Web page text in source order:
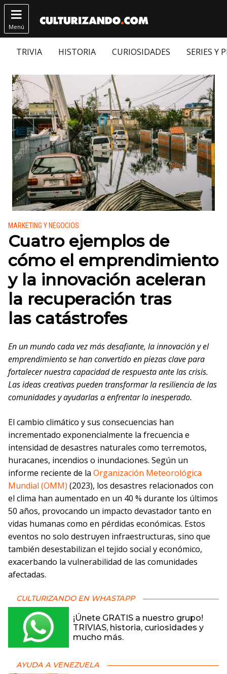

Menú
TRIVIA HISTORIA CURIOSIDADES SERIES Y
Publicado en:
MARKETING Y NEGOCIOS
Cuatro ejemplos de
cómo el emprendimiento
y la innovación aceleran
la recuperación tras
las catástrofes
En un mundo cada vez más desafiante, la innovación y el
emprendimiento se han convertido en piezas clave para
fortalecer nuestra capacidad de respuesta ante las crisis.
Las ideas creativas pueden transformar la resiliencia de las
comunidades y ayudarlas a enfrentar lo inesperado.
El cambio climático y sus consecuencias han
incrementado exponencialmente la frecuencia e
intensidad de desastres naturales como terremotos,
huracanes, incendios o inundaciones. Según un
informe reciente de la Organización Meteorológica
Mundial (OMM) (2023), los desastres relacionados con
el clima han aumentado en un 40 % durante los últimos
50 años, provocando un impacto devastador tanto en
vidas humanas como en pérdidas económicas. Estos
eventos no solo destruyen infraestructuras, sino que
también desestabilizan el tejido social y económico,
exacerbando la vulnerabilidad de las comunidades
afectadas.
CULTURIZANDO EN WHASTAPP
¡Únete GRATIS a nuestro grupo!
TRIVIAS, historia, curiosidades y
mucho más.
AYUDA A VENEZUELA